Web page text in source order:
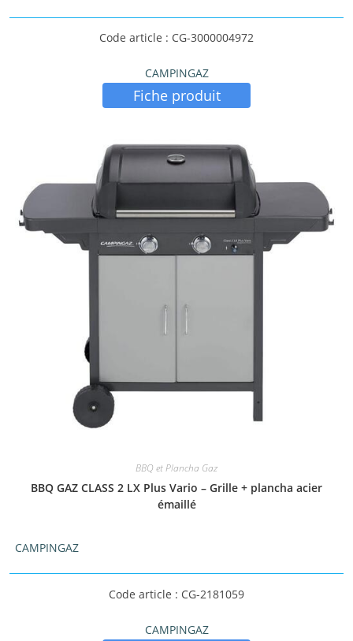
Code article : CG-3000004972
CAMPINGAZ
Fiche produit
BBQ et Plancha Gaz
BBQ GAZ CLASS 2 LX Plus Vario – Grille + plancha acier
émaillé
CAMPINGAZ
Code article : CG-2181059
CAMPINGAZ